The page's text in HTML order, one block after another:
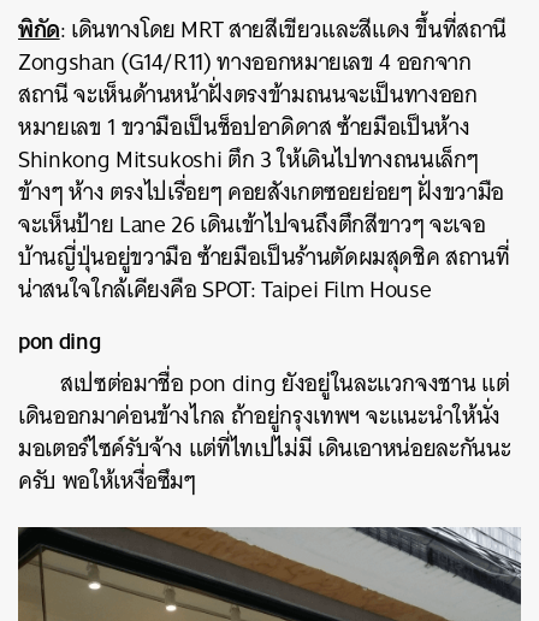
พิกัด: เดินทางโดย MRT สายสีเขียวและสีแดง ขึ้นที่สถานี
Zongshan (G14/R11) ทางออกหมายเลข 4 ออกจาก
สถานี จะเห็นด้านหน้าฝั่งตรงข้ามถนนจะเป็นทางออก
หมายเลข 1 ขวามือเป็นช็อปอาดิดาส ซ้ายมือเป็นห้าง
Shinkong Mitsukoshi ตึก 3 ให้เดินไปทางถนนเล็กๆ
ข้างๆ ห้าง ตรงไปเรื่อยๆ คอยสังเกตซอยย่อยๆ ฝั่งขวามือ
จะเห็นป้าย Lane 26 เดินเข้าไปจนถึงตึกสีขาวๆ จะเจอ
บ้านญี่ปุ่นอยู่ขวามือ ซ้ายมือเป็นร้านตัดผมสุดชิค สถานที่
น่าสนใจใกล้เคียงคือ SPOT: Taipei Film House
pon ding
สเปซต่อมาชื่อ pon ding ยังอยู่ในละแวกจงชาน แต่
เดินออกมาค่อนข้างไกล ถ้าอยู่กรุงเทพฯ จะแนะนำให้นั่ง
มอเตอร์ไซค์รับจ้าง แต่ที่ไทเปไม่มี เดินเอาหน่อยละกันนะ
ครับ พอให้เหงื่อซึมๆ